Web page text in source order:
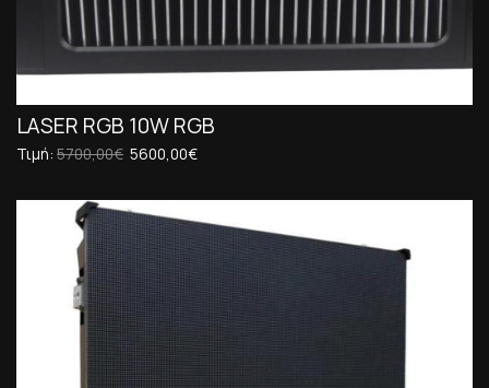
LASER RGB 10W RGB
Τιμή: 5700,00€ 5600,00€